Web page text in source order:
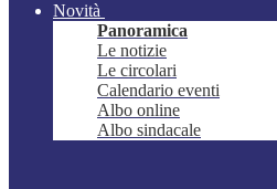
Novità
Panoramica
Le notizie
Le circolari
Calendario eventi
Albo online
Albo sindacale